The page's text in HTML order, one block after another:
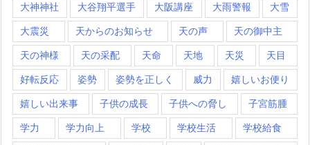
大神神社 大谷翔平選手 大阪講座 大雨警報 大雪
大震災 天からのお知らせ 天の声 天の御中主
天の神様 天の采配 天命 天地 天災 天目
好転反応 姿勢 姿勢を正しく 威力 嬉しいお便り
嬉しい出来事 子供の成長 子供への脅し 子宮筋腫
学力 学力向上 学校 学校生活 学校給食